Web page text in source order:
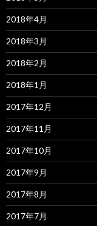
2018年4月
2018年3月
2018年2月
2018年1月
2017年12月
2017年11月
2017年10月
2017年9月
2017年8月
2017年7月